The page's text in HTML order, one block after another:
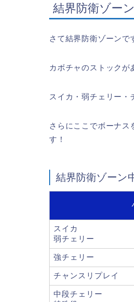
結界防衛ゾー
さて結界防衛ゾーンで
カボチャのストックが
スイカ・弱チェリー・
さらにここでボーナス
す！
結界防衛ゾーン
スイカ
弱チェリー
強チェリー
チャンスリプレイ
中段チェリー